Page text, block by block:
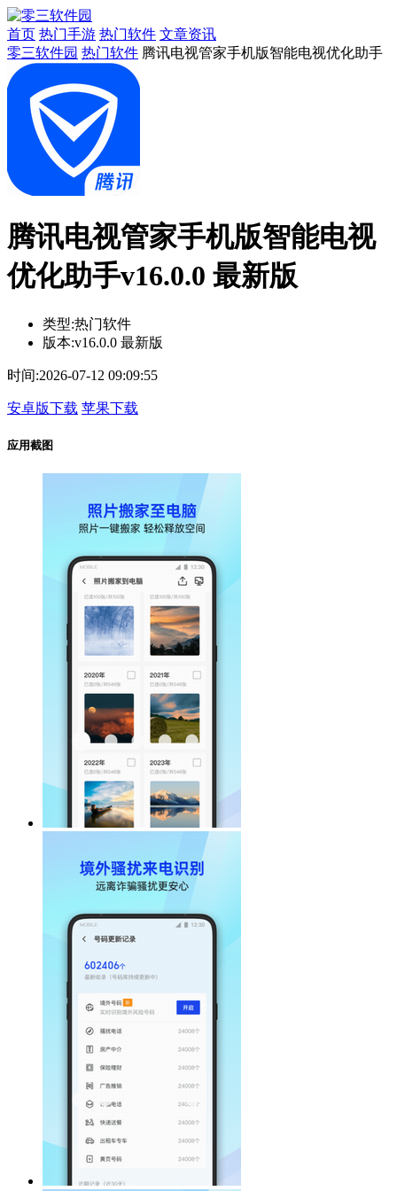
首页 热门手游 热门软件 文章资讯
零三软件园 热门软件 腾讯电视管家手机版智能电视优化助手
腾讯电视管家手机版智能电视
优化助手v16.0.0 最新版
类型:热门软件
版本:v16.0.0 最新版
时间:2026-07-12 09:09:55
安卓版下载 苹果下载
应用截图